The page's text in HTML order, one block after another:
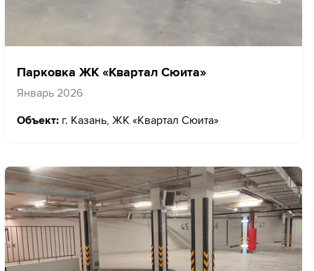
Парковка ЖК «Квартал Сюита»
Январь 2026
Объект: г. Казань, ЖК «Квартал Сюита»